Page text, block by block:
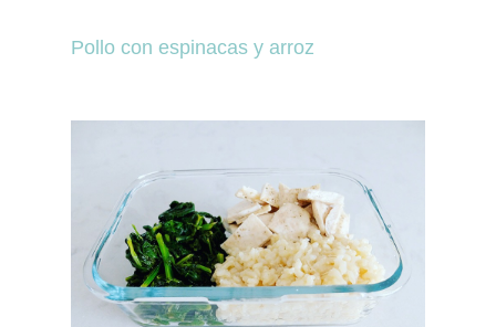
Pollo con espinacas y arroz